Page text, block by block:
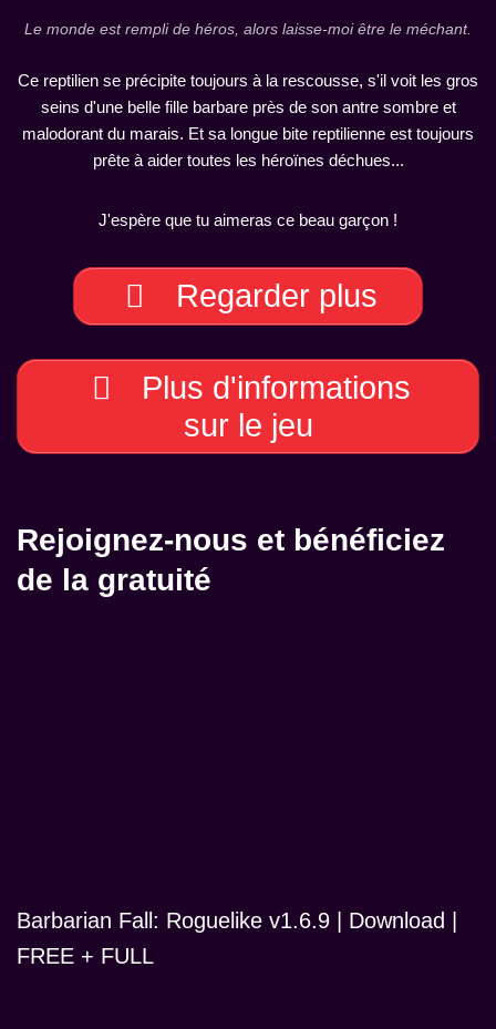
Le monde est rempli de héros, alors laisse-moi être le méchant.
Ce reptilien se précipite toujours à la rescousse, s'il voit les gros
seins d'une belle fille barbare près de son antre sombre et
malodorant du marais. Et sa longue bite reptilienne est toujours
prête à aider toutes les héroïnes déchues...
J'espère que tu aimeras ce beau garçon !
Regarder plus
Plus d'informations
sur le jeu
Rejoignez-nous et bénéficiez
de la gratuité
Barbarian Fall: Roguelike v1.6.9 | Download |
FREE + FULL